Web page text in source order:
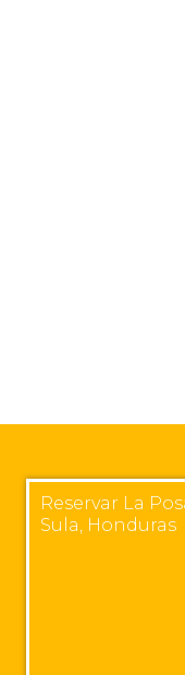
Reservar La
Sula, Honduras